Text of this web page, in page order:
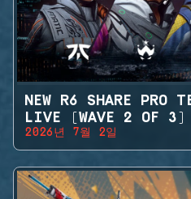
NEW R6 SHARE PRO
LIVE (WAVE 2 OF 3)
2026년 7월 2일